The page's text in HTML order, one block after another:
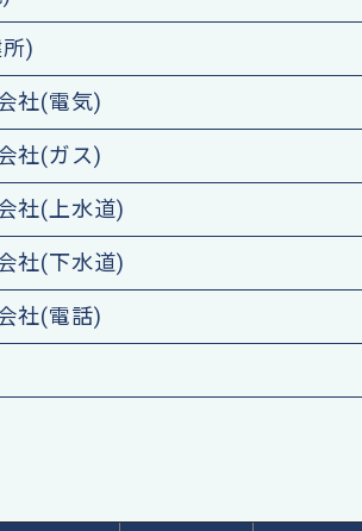
)
社(電気)
社(ガス)
社(上水道)
社(下水道)
社(電話)